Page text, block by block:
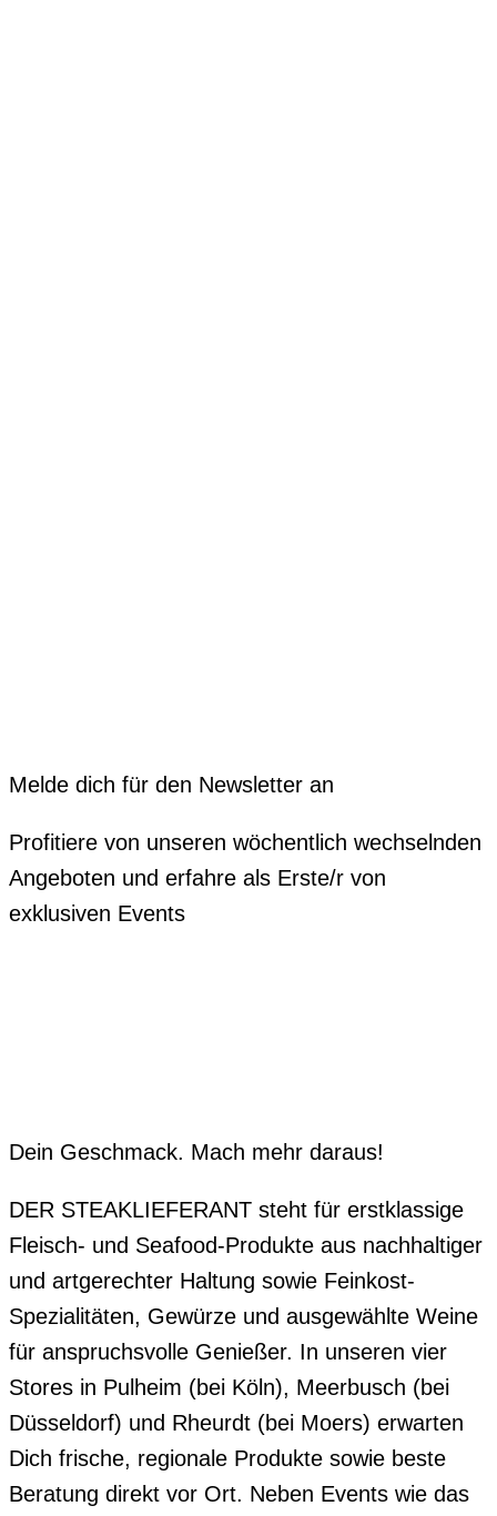
Melde dich für den Newsletter an
Profitiere von unseren wöchentlich wechselnden
Angeboten und erfahre als Erste/r von
exklusiven Events
Dein Geschmack. Mach mehr daraus!
DER STEAKLIEFERANT steht für erstklassige
Fleisch- und Seafood-Produkte aus nachhaltiger
und artgerechter Haltung sowie Feinkost-
Spezialitäten, Gewürze und ausgewählte Weine
für anspruchsvolle Genießer. In unseren vier
Stores in Pulheim (bei Köln), Meerbusch (bei
Düsseldorf) und Rheurdt (bei Moers) erwarten
Dich frische, regionale Produkte sowie beste
Beratung direkt vor Ort. Neben Events wie das